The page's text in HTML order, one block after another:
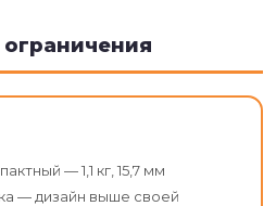
— 1,1 кг, 15,7 мм
— дизайн выше своей